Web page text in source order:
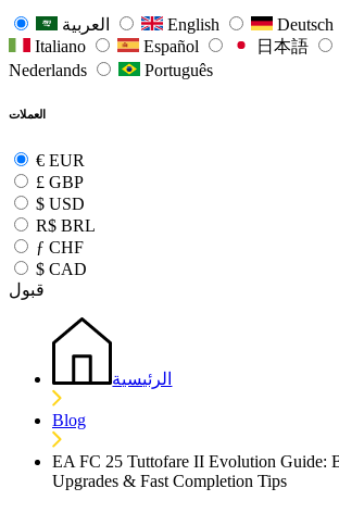
English Deutsch
Italiano
Español 日本語
Nederlands
Português
العملات
€ EUR
£ GBP
$ USD
R$ BRL
ƒ CHF
$ CAD
قبول
الرئيسية
Blog
EA FC 25 Tuttofare II Evolution Guide:
Upgrades & Fast Completion Tips